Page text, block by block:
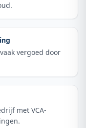
vergoed door
met VCA-